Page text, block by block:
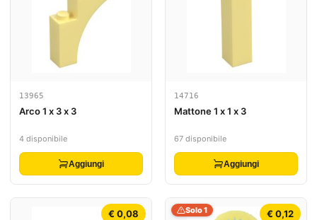
13965
Arco 1 x 3 x 3
4 disponibile
Aggiungi
14716
Mattone 1 x 1 x 3
67 disponibile
Aggiungi
€ 0,08 € 0,12
Solo 1